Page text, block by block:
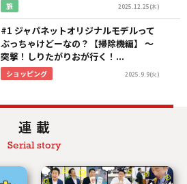
旅 2025.12.25(木)
#1 ジャパネットオリジナルモデルって
ぶっちゃけどーなの？【掃除機編】 ～
突撃！しりたがりおが行く！...
ショッピング 2025.9.9(火)
連 載
Serial story